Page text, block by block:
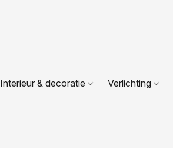
Interieur & decoratie Verlichting